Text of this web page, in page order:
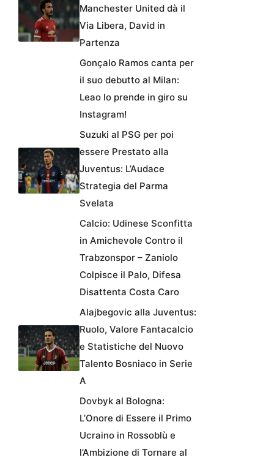
Manchester United dà il
Via Libera, David in
Partenza
Gonçalo Ramos canta per
il suo debutto al Milan:
Leao lo prende in giro su
Instagram!
Suzuki al PSG per poi
essere Prestato alla
Juventus: L’Audace
Strategia del Parma
Svelata
Calcio: Udinese Sconfitta
in Amichevole Contro il
Trabzonspor – Zaniolo
Colpisce il Palo, Difesa
Disattenta Costa Caro
Alajbegovic alla Juventus:
Ruolo, Valore Fantacalcio
e Statistiche del Nuovo
Talento Bosniaco in Serie
A
Dovbyk al Bologna:
L’Onore di Essere il Primo
Ucraino in Rossoblù e
l’Ambizione di Tornare al